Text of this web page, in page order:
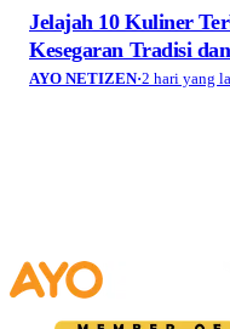
Jelajah 10 Kuliner
Kesegaran Tradisi
AYO NETIZEN·2 hari yang